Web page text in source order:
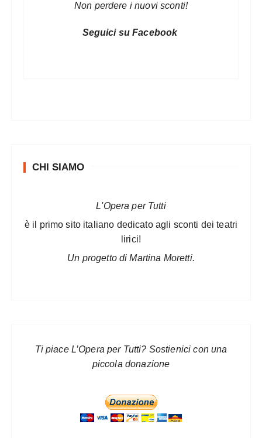
Non perdere i nuovi sconti!
Seguici su Facebook
CHI SIAMO
L'Opera per Tutti
è il primo sito italiano dedicato agli sconti dei teatri
lirici!
Un progetto di Martina Moretti.
Ti piace L’Opera per Tutti? Sostienici con una
piccola donazione